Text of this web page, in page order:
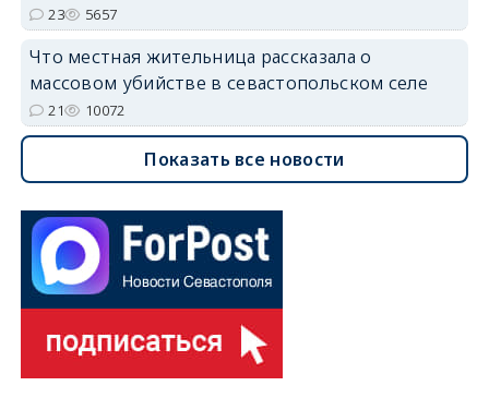
23 5657
Что местная жительница рассказала о
массовом убийстве в севастопольском селе
21 10072
Показать все новости